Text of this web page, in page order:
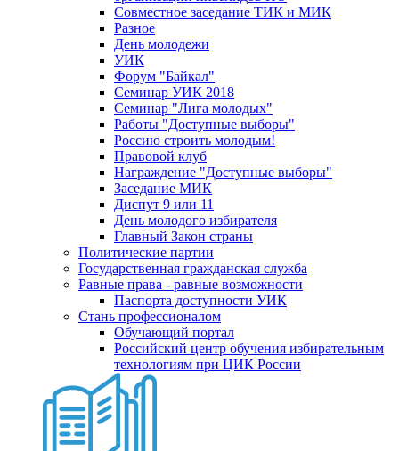
Совместное заседание ТИК и МИК
Разное
День молодежи
УИК
Форум "Байкал"
Семинар УИК 2018
Семинар "Лига молодых"
Работы "Доступные выборы"
Россию строить молодым!
Правовой клуб
Награждение "Доступные выборы"
Заседание МИК
Диспут 9 или 11
День молодого избирателя
Главный Закон страны
Политические партии
Государственная гражданская служба
Равные права - равные возможности
Паспорта доступности УИК
Стань профессионалом
Обучающий портал
Российский центр обучения избирательным
технологиям при ЦИК России